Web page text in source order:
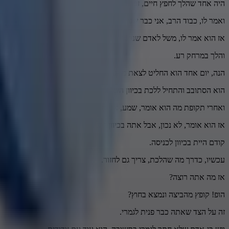
היה אחד שהלך לחפץ חיים, זכר צדיק וקדוש לברכה,
ואמר לו, כבוד הרב, אני כבר שנתיים בתשובה ואני רואה שמשהו השתנה.
אז הוא אמר לו, משל לאדם שנכנס לביצה,
והלך במרחק רע.
הנה, יום אחד הוא החליט לצאת מהביצה.
הוא הסתובב והתחיל ללכת בכיוון השני.
ואחרי תקופת מה הוא אומר, שמע, אני מרגיש שאני עדיין בביצה.
אז הוא אומר, לא נכון, אבל אתה בכיוון ליציאה.
קודם היית בכיוון לכניסה.
עכשיו, כדרך מה שהלכת, צריך גם לחזור.
אז מה אתה רוצה?
הופ! קופץ מהביצה ונמצא בחוץ?
זה על הצד שאתה כבר פנית לגמרי.